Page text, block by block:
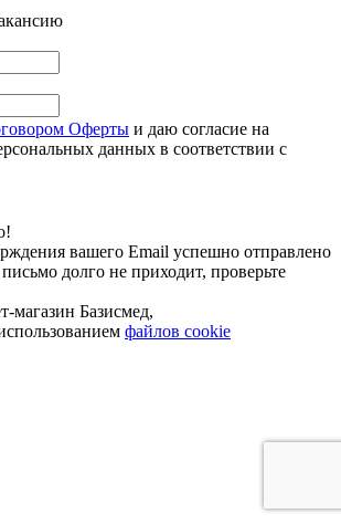
Оферты и даю согласие на
данных в соответствии с
вашего Email успешно отправлено
долго не приходит, проверьте
магазин Базисмед,
файлов cookie